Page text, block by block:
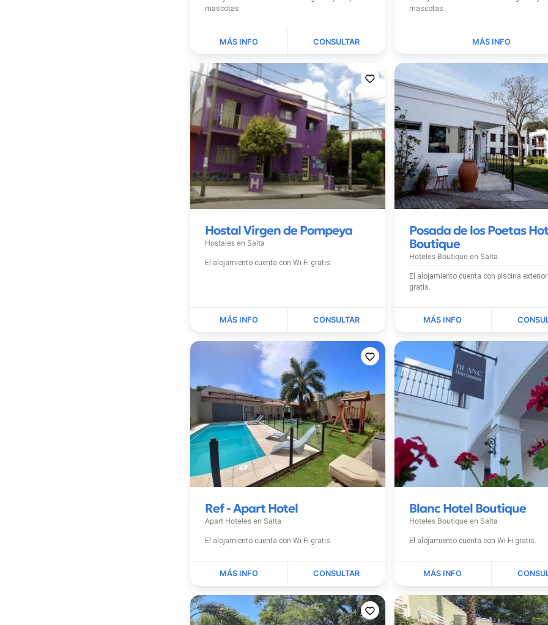
mascotas.
mascotas.
Hostal Virgen de Pompeya
Hostales en Salta
El alojamiento cuenta con Wi-Fi gratis.
Posada de los Poetas
Boutique
Hoteles Boutique en Salta
El alojamiento cuenta con piscina exterior y Wi-Fi
gratis.
Ref - Apart Hotel
Apart Hoteles en Salta
El alojamiento cuenta con Wi-Fi gratis.
Blanc Hotel Boutique
Hoteles Boutique en Salta
El alojamiento cuenta con Wi-Fi gratis.